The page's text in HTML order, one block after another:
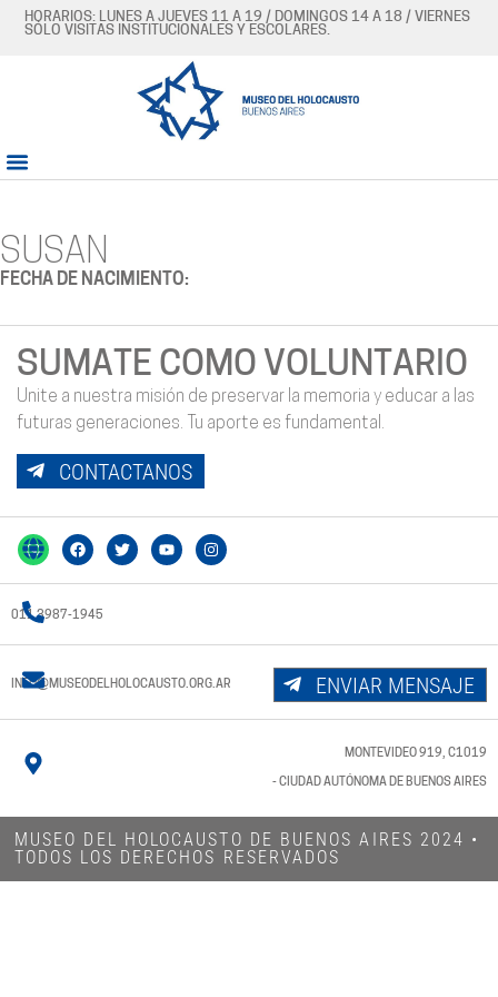
HORARIOS: LUNES A JUEVES 11 A 19 / DOMINGOS 14 A 18 / VIERNES
SÓLO VISITAS INSTITUCIONALES Y ESCOLARES.
SUSAN
FECHA DE NACIMIENTO:
SUMATE COMO VOLUNTARIO
Unite a nuestra misión de preservar la memoria y educar a las
futuras generaciones. Tu aporte es fundamental.
CONTACTANOS
011 3987-1945
INFO@MUSEODELHOLOCAUSTO.ORG.AR ENVIAR MENSAJE
MONTEVIDEO 919, C1019
- CIUDAD AUTÓNOMA DE BUENOS AIRES
MUSEO DEL HOLOCAUSTO DE BUENOS AIRES 2024​ •
TODOS LOS DERECHOS RESERVADOS